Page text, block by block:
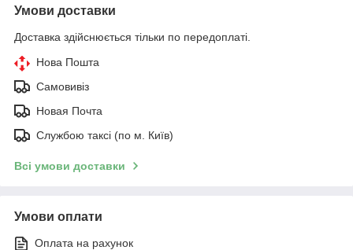
Умови доставки
Доставка здійснюється тільки по передоплаті.
Нова Пошта
Самовивіз
Новая Почта
Службою таксі (по м. Київ)
Всі умови доставки
Умови оплати
Оплата на рахунок